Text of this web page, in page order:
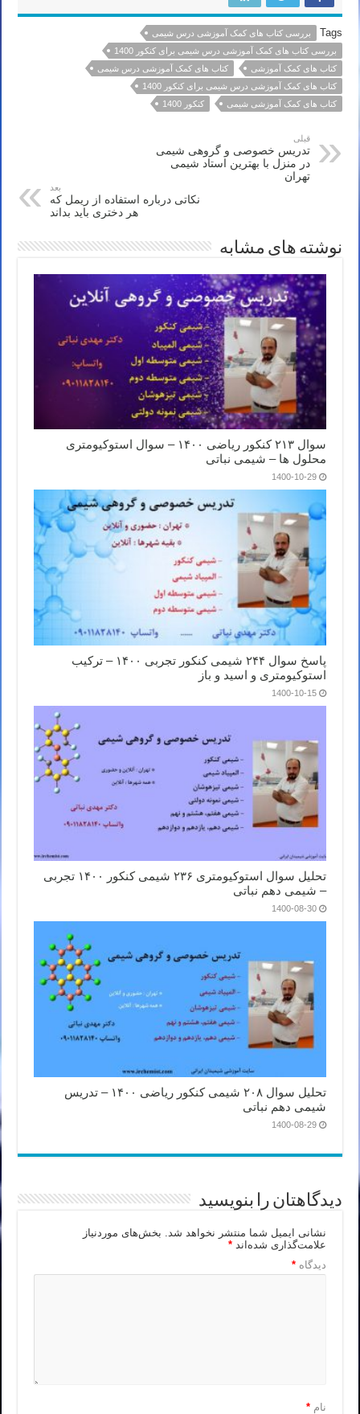
Tags
بررسی کتاب های کمک آموزشی درس شیمی
بررسی کتاب های کمک آموزشی درس شیمی برای کنکور 1400
کتاب های کمک آموزشی
کتاب های کمک آموزشی درس شیمی
کتاب های کمک آموزشی درس شیمی برای کنکور 1400
کتاب های کمک آموزشی شیمی
کنکور 1400
قبلی
تدریس خصوصی و گروهی شیمی
در منزل با بهترین استاد شیمی
تهران
بعد
نکاتی درباره استفاده از ریمل که
هر دختری باید بداند
نوشته های مشابه
سوال ۲۱۳ کنکور ریاضی ۱۴۰۰ – سوال استوکیومتری
محلول ها – شیمی نباتی
1400-10-29
پاسخ سوال ۲۴۴ شیمی کنکور تجربی ۱۴۰۰ – ترکیب
استوکیومتری و اسید و باز
1400-10-15
تحلیل سوال استوکیومتری ۲۳۶ شیمی کنکور ۱۴۰۰ تجربی
– شیمی دهم نباتی
1400-08-30
تحلیل سوال ۲۰۸ شیمی کنکور ریاضی ۱۴۰۰ – تدریس
شیمی دهم نباتی
1400-08-29
دیدگاهتان را بنویسید
نشانی ایمیل شما منتشر نخواهد شد.
بخش‌های موردنیاز
علامت‌گذاری شده‌اند*
دیدگاه*
نام*